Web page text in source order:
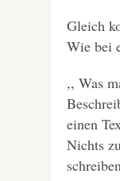
Gleich
Wie bei
,, Was
einen
Nichts